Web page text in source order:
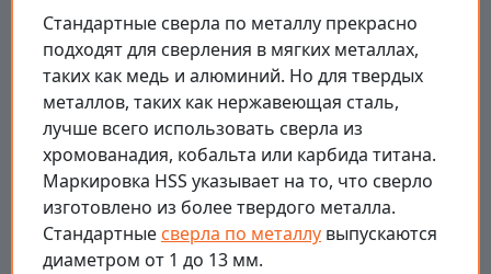
Стандартные сверла по металлу прекрасно
подходят для сверления в мягких металлах,
таких как медь и алюминий. Но для твердых
металлов, таких как нержавеющая сталь,
лучше всего использовать сверла из
хромованадия, кобальта или карбида титана.
Маркировка HSS указывает на то, что сверло
изготовлено из более твердого металла.
Стандартные сверла по металлу выпускаются
диаметром от 1 до 13 мм.